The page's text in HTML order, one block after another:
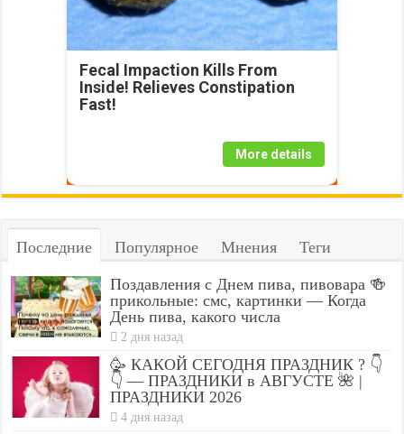
Fecal Impaction Kills From
Inside! Relieves Constipation
Fast!
More details
Последние Популярное Мнения Теги
Поздавления с Днем пива, пивовара 🍻
прикольные: смс, картинки — Когда
День пива, какого числа
2 дня назад
🥳 КАКОЙ СЕГОДНЯ ПРАЗДНИК ? 👇
👇 — ПРАЗДНИКИ в АВГУСТЕ 🌺 |
ПРАЗДНИКИ 2026
4 дня назад